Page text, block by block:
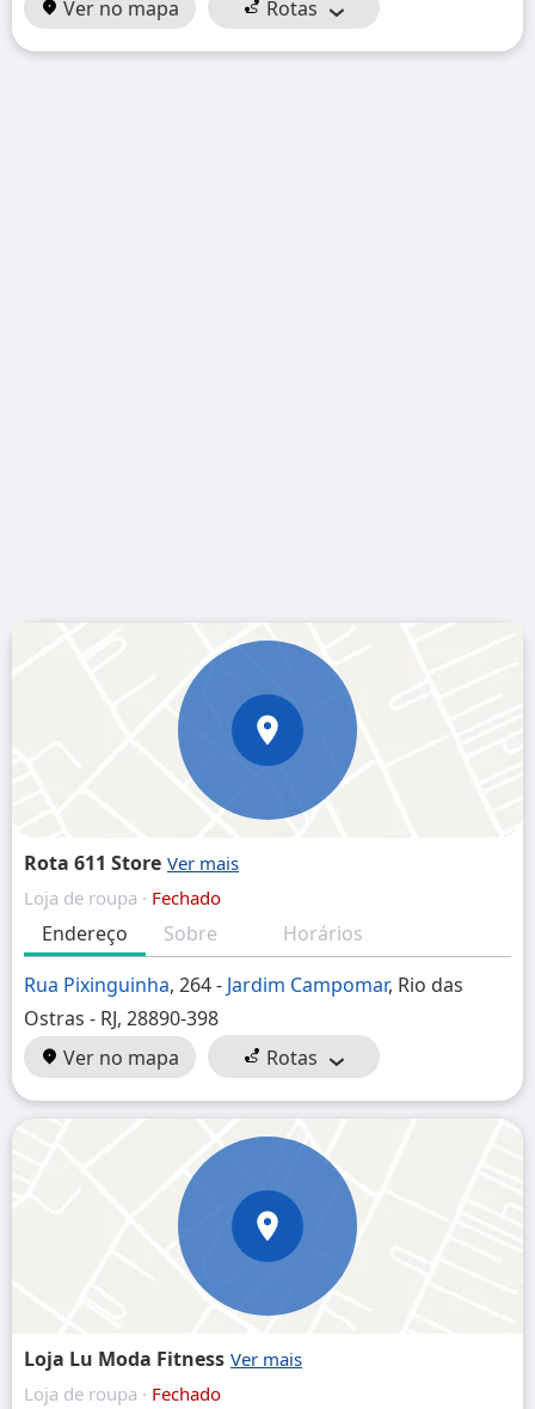
Ver no mapa
Rotas
Rota 611 Store
Loja de roupa · Fechado
Endereço Sobre
Horários
Rua Pixinguinha, 264 - Jardim Campomar, Rio das
Ostras - RJ, 28890-398
Ver no mapa
Rotas
Loja Lu Moda Fitness
Loja de roupa · Fechado